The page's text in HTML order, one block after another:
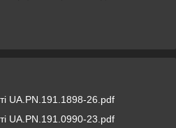
UA.PN.191.1898-26.pdf
UA.PN.191.0990-23.pdf